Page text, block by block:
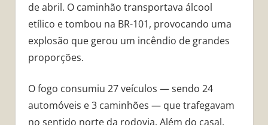
de abril. O caminhão transportava álcool
etílico e tombou na BR-101, provocando uma
explosão que gerou um incêndio de grandes
proporções.
O fogo consumiu 27 veículos — sendo 24
automóveis e 3 caminhões — que trafegavam
no sentido norte da rodovia. Além do casal,